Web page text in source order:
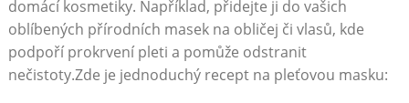
⁤domácí kosmetiky.⁣ Například, přidejte ji do vašich
oblíbených přírodních masek ‍na ⁢obličej⁤ či vlasů, kde
podpoří prokrvení pleti​ a pomůže odstranit
⁣nečistoty.Zde⁤ je ⁢jednoduchý recept na pleťovou masku: